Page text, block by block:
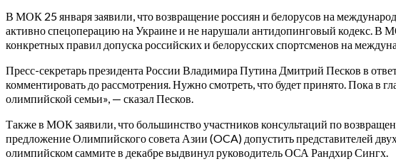
В МОК 25 января заявили, что возвращение россиян и белорусов на
активно спецоперацию на Украине и не нарушали антидопинговый кодекс. В
конкретных правил допуска российских и белорусских спортсменов на
Пресс-секретарь президента России Владимира Путина Дмитрий Песков в
комментировать до рассмотрения. Нужно смотреть, что будет принято. Пока
олимпийской семьи», — сказал Песков.
Также в МОК заявили, что большинство участников консультаций по
предложение Олимпийского совета Азии (OCA) допустить представителей
олимпийском саммите в декабре выдвинул руководитель ОСА Рандхир Сингх.